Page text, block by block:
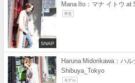
SNAP
Mana Ito：マナ イトウ at
学生
Haruna Midorikawa：ハ
Shibuya_Tokyo
モデル